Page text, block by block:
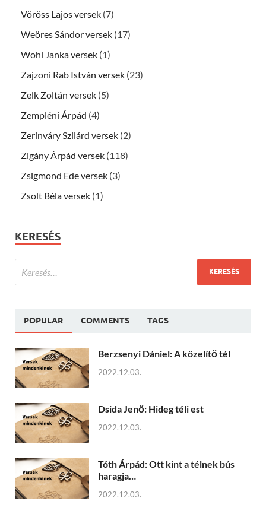
Vöröss Lajos versek (7)
Weöres Sándor versek (17)
Wohl Janka versek (1)
Zajzoni Rab István versek (23)
Zelk Zoltán versek (5)
Zempléni Árpád (4)
Zerinváry Szilárd versek (2)
Zigány Árpád versek (118)
Zsigmond Ede versek (3)
Zsolt Béla versek (1)
KERESÉS
POPULAR COMMENTS TAGS
Berzsenyi Dániel: A közelítő tél
2022.12.03.
Dsida Jenő: Hideg téli est
2022.12.03.
Tóth Árpád: Ott kint a télnek bús
haragja…
2022.12.03.